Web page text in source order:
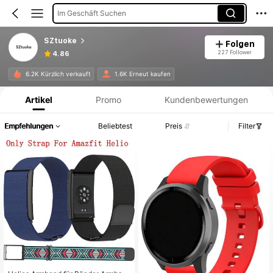
Im Geschäft Suchen
SZtuoke
4.86
Folgen
227 Follower
6.2K Kürzlich verkauft 1.6K Erneut kaufen
Produktinformation: Preisangabe, Verkaufs- und Lagerbestandsdetails.
Artikel Promo Kundenbewertungen
Empfehlungen Beliebtest Preis Filter